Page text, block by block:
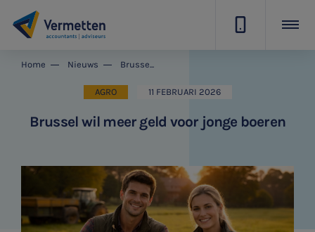
Home Nieuws Brussel wil meer geld voor jonge boeren
AGRO 11 FEBRUARI 2026
Brussel wil meer geld voor jonge boeren